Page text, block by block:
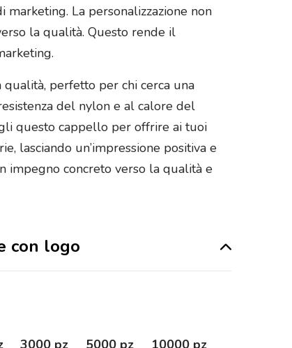
La personalizzazione non
la qualità. Questo rende il
perfetto per chi cerca una
del nylon e al calore del
questo cappello per offrire ai tuoi
lasciando un’impressione positiva e
impegno concreto verso la qualità e
con logo
3000 pz 5000 pz
10000 pz